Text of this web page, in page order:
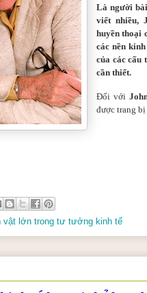
Là người
viết nhiều,
huyền thoại
các nền
của các cấu
cần thiết.
Đối với
được trang
vật lớn trong tư tưởng kinh tế